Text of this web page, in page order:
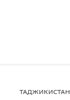
ТАДЖИКИСТАН